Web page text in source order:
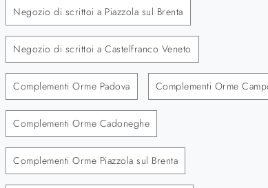
Negozio di scrittoi a Piazzola sul Brenta
Negozio di scrittoi a Castelfranco Veneto
Complementi Orme Padova Complementi Orme
Complementi Orme Cadoneghe
Complementi Orme Piazzola sul Brenta